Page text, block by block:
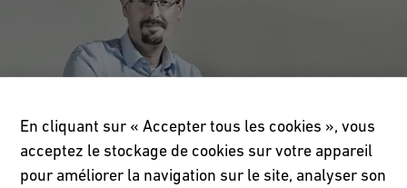
En cliquant sur « Accepter tous les cookies », vous
acceptez le stockage de cookies sur votre appareil
pour améliorer la navigation sur le site, analyser son